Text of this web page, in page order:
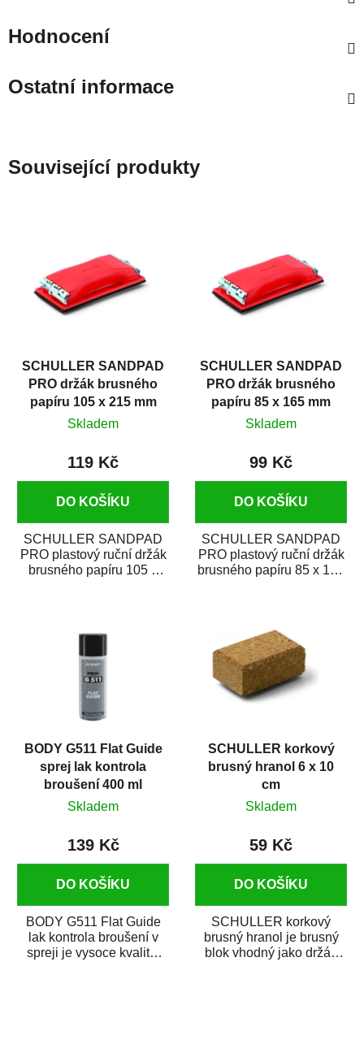
Hodnocení
Ostatní informace
Související produkty
SCHULLER SANDPAD
PRO držák brusného
papíru 105 x 215 mm
Skladem
119 Kč
DO KOŠÍKU
SCHULLER SANDPAD
PRO plastový ruční držák
brusného papíru 105 x
SCHULLER SANDPAD
PRO držák brusného
papíru 85 x 165 mm
Skladem
99 Kč
DO KOŠÍKU
SCHULLER SANDPAD
PRO plastový ruční držák
brusného papíru 85 x 165
BODY G511 Flat Guide
sprej lak kontrola
broušení 400 ml
Skladem
139 Kč
DO KOŠÍKU
BODY G511 Flat Guide
lak kontrola broušení v
spreji je vysoce kvalitní
SCHULLER korkový
brusný hranol 6 x 10
cm
Skladem
59 Kč
DO KOŠÍKU
SCHULLER korkový
brusný hranol je brusný
blok vhodný jako držák